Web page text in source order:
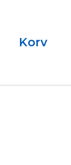
Korv